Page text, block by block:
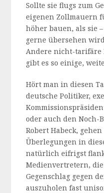
Sollte sie flugs zum
eigenen Zollmauern
höher bauen, als sie
gerne übersehen
Andere nicht-tarifäre
gibt es so einige,
Hört man in diesen
deutsche Politiker,
oder auch den
Robert Habeck,
Überlegungen in
natürlich eifrigst
Medienvertretern,
Gegenschlag gegen
auszuholen fast